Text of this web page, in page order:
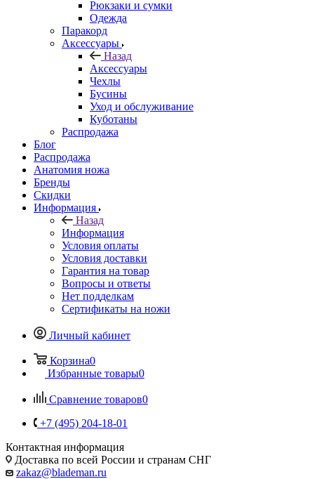
Рюкзаки и сумки
Одежда
Паракорд
Аксессуары
Назад
Аксессуары
Чехлы
Бусины
Уход и обслуживание
Куботаны
Распродажа
Блог
Распродажа
Анатомия ножа
Бренды
Скидки
Информация
Назад
Информация
Условия оплаты
Условия доставки
Гарантия на товар
Вопросы и ответы
Нет подделкам
Сертификаты на ножи
Личный кабинет
Корзина0
Избранные товары0
Сравнение товаров0
+7 (495) 204-18-01
Контактная информация
Доставка по всей России и странам СНГ
zakaz@blademan.ru